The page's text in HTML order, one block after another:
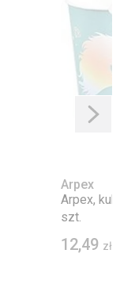
Arpex
Arpex,
szt.
12,49 zł